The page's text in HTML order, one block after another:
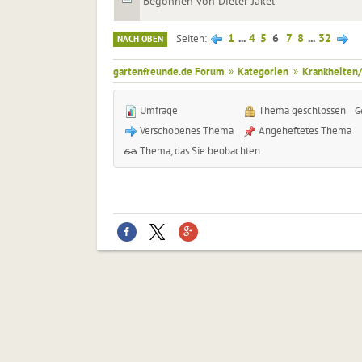
NACH OBEN Seiten 1 ... 4 5 6 7 8 ... 32
gartenfreunde.de Forum » Kategorien »
Umfrage
Verschobenes Thema
Thema geschlossen
Angeheftetes Thema
Thema, das Sie beobachten